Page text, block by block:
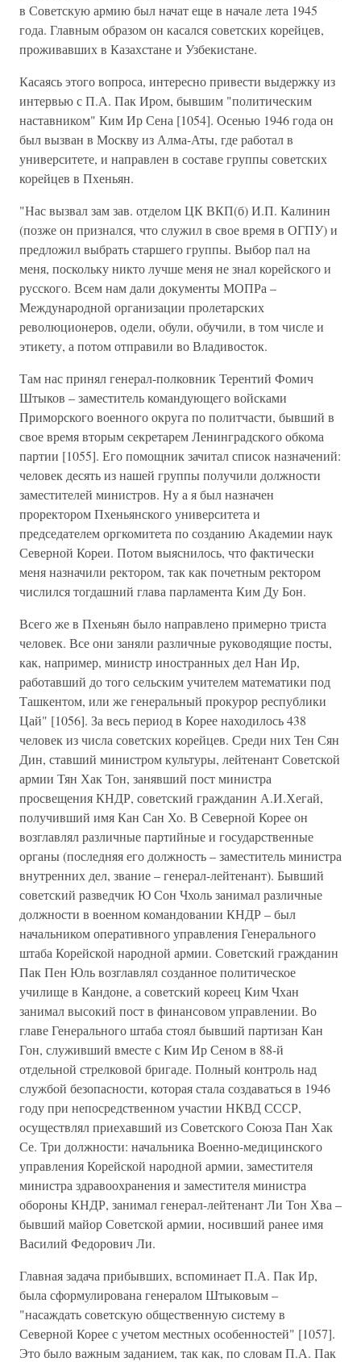
в Советскую армию был начат еще в начале лета 1945
года. Главным образом он касался советских корейцев,
проживавших в Казахстане и Узбекистане.
Касаясь этого вопроса, интересно привести выдержку из
интервью с П.А. Пак Иром, бывшим "политическим
наставником" Ким Ир Сена [1054]. Осенью 1946 года он
был вызван в Москву из Алма-Аты, где работал в
университете, и направлен в составе группы советских
корейцев в Пхеньян.
"Нас вызвал зам зав. отделом ЦК ВКП(б) И.П. Калинин
(позже он признался, что служил в свое время в ОГПУ) и
предложил выбрать старшего группы. Выбор пал на
меня, поскольку никто лучше меня не знал корейского и
русского. Всем нам дали документы МОПРа –
Международной организации пролетарских
революционеров, одели, обули, обучили, в том числе и
этикету, а потом отправили во Владивосток.
Там нас принял генерал-полковник Терентий Фомич
Штыков – заместитель командующего войсками
Приморского военного округа по политчасти, бывший в
свое время вторым секретарем Ленинградского обкома
партии [1055]. Его помощник зачитал список назначений:
человек десять из нашей группы получили должности
заместителей министров. Ну а я был назначен
проректором Пхеньянского университета и
председателем оргкомитета по созданию Академии наук
Северной Кореи. Потом выяснилось, что фактически
меня назначили ректором, так как почетным ректором
числился тогдашний глава парламента Ким Ду Бон.
Всего же в Пхеньян было направлено примерно триста
человек. Все они заняли различные руководящие посты,
как, например, министр иностранных дел Нан Ир,
работавший до того сельским учителем математики под
Ташкентом, или же генеральный прокурор республики
Цай" [1056]. За весь период в Корее находилось 438
человек из числа советских корейцев. Среди них Тен Сян
Дин, ставший министром культуры, лейтенант Советской
армии Тян Хак Тон, занявший пост министра
просвещения КНДР, советский гражданин А.И.Хегай,
получивший имя Кан Сан Хо. В Северной Корее он
возглавлял различные партийные и государственные
органы (последняя его должность – заместитель министра
внутренних дел, звание – генерал-лейтенант). Бывший
советский разведчик Ю Сон Чхоль занимал различные
должности в военном командовании КНДР – был
начальником оперативного управления Генерального
штаба Корейской народной армии. Советский гражданин
Пак Пен Юль возглавлял созданное политическое
училище в Кандоне, а советский кореец Ким Чхан
занимал высокий пост в финансовом управлении. Во
главе Генерального штаба стоял бывший партизан Кан
Гон, служивший вместе с Ким Ир Сеном в 88-й
отдельной стрелковой бригаде. Полный контроль над
службой безопасности, которая стала создаваться в 1946
году при непосредственном участии НКВД СССР,
осуществлял приехавший из Советского Союза Пан Хак
Се. Три должности: начальника Военно-медицинского
управления Корейской народной армии, заместителя
министра здравоохранения и заместителя министра
обороны КНДР, занимал генерал-лейтенант Ли Тон Хва –
бывший майор Советской армии, носивший ранее имя
Василий Федорович Ли.
Главная задача прибывших, вспоминает П.А. Пак Ир,
была сформулирована генералом Штыковым –
"насаждать советскую общественную систему в
Северной Корее с учетом местных особенностей" [1057].
Это было важным заданием, так как, по словам П.А. Пак